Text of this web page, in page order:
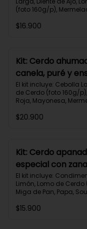
(foto 160g/p),
Paprika, Zanahoria,
$16.900
Kit: Cerdo
canela, puré y
dulce-2
El kit incluye: Cebolla
de Cerdo (foto 160g/
Roja, Mayonesa,
Cinnamon Paprika,
Carbohidratos 59g |
Proteínas 36g
$20.900
Kit: Cerdo
especial con
papas al horno-
El kit incluye:
Limón, Lomo de
Miga de Pan, Papa,
$15.900